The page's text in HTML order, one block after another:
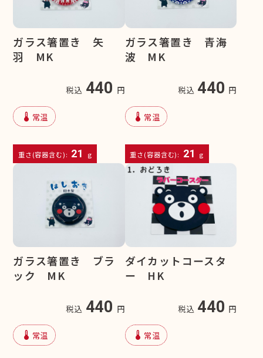
ガラス箸置き 矢
羽 MK
税込 440 円
device_thermostat 常温
重さ(容器含む): 21 g
ガラス箸置き 青海
波 MK
税込 440 円
device_thermostat 常温
重さ(容器含む): 21 g
ガラス箸置き ブラ
ック MK
税込 440 円
device_thermostat 常温
ダイカットコースタ
ー HK
税込 440 円
device_thermostat 常温